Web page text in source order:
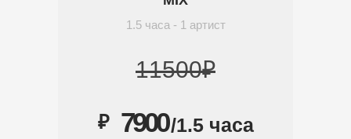
1.5 часа - 1 артист
11500₽
₽ 7900/1.5 часа